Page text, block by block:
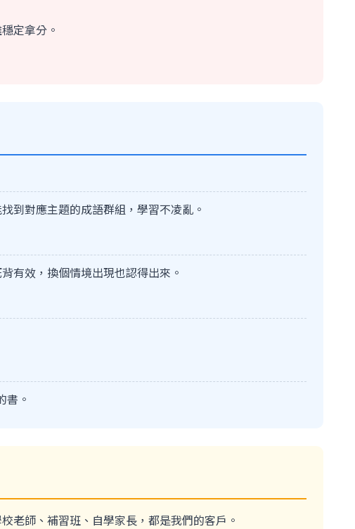
定拿分。
到對應主題的成語群組，學習不凌亂。
有效，換個情境出現也認得出來。
書。
老師、補習班、自學家長，都是我們的客戶。